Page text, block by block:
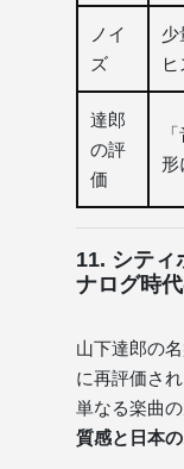
ノイ
ズ
少
ヒ
達郎
の評
価
形
11. シティ
ナログ時
山下達郎の
に再評価され
単なる楽曲の
質感と日本